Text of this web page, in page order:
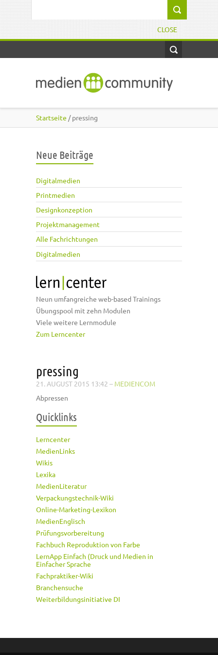
CLOSE
Startseite / pressing
Neue Beiträge
Digitalmedien
Printmedien
Designkonzeption
Projektmanagement
Alle Fachrichtungen
Digitalmedien
Neun umfangreiche web-based Trainings
Übungspool mit zehn Modulen
Viele weitere Lernmodule
Zum Lerncenter
pressing
21. AUGUST 2015 13:42 – MEDIENCOM
Abpressen
Quicklinks
Lerncenter
MedienLinks
Wikis
Lexika
MedienLiteratur
Verpackungstechnik-Wiki
Online-Marketing-Lexikon
MedienEnglisch
Prüfungsvorbereitung
Fachbuch Reproduktion von Farbe
LernApp Einfach (Druck und Medien in
Einfacher Sprache
Fachpraktiker-Wiki
Branchensuche
Weiterbildungsinitiative DI